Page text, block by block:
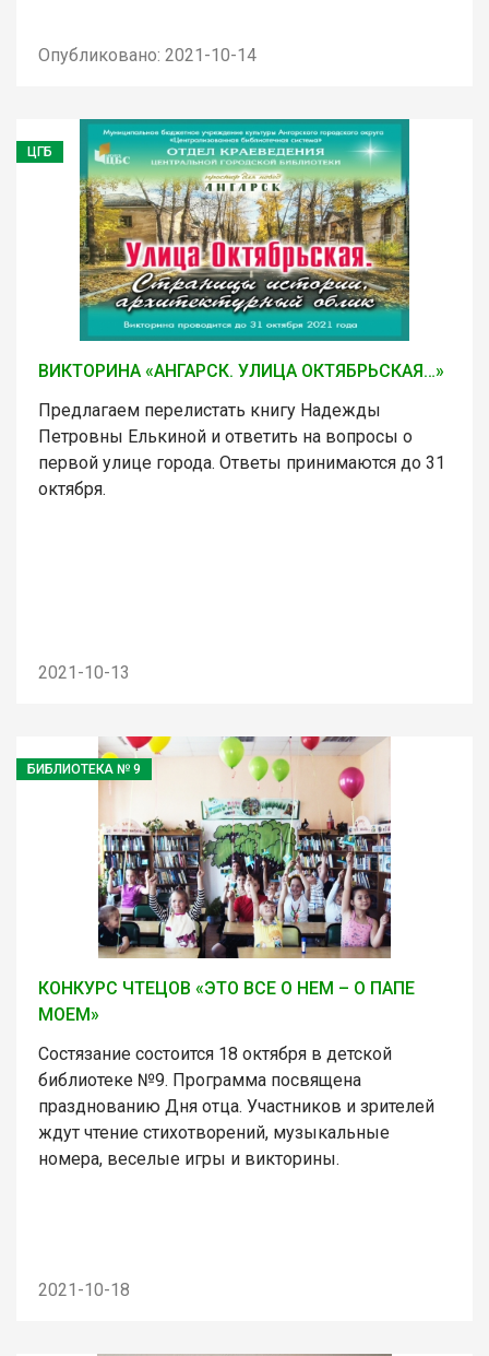
Опубликовано: 2021-10-14
ЦГБ
ВИКТОРИНА «АНГАРСК. УЛИЦА ОКТЯБРЬСКАЯ…»
Предлагаем перелистать книгу Надежды
Петровны Елькиной и ответить на вопросы о
первой улице города. Ответы принимаются до 31
октября.
2021-10-13
БИБЛИОТЕКА № 9
КОНКУРС ЧТЕЦОВ «ЭТО ВСЕ О НЕМ – О ПАПЕ
МОЕМ»
Состязание состоится 18 октября в детской
библиотеке №9. Программа посвящена
празднованию Дня отца. Участников и зрителей
ждут чтение стихотворений, музыкальные
номера, веселые игры и викторины.
2021-10-18